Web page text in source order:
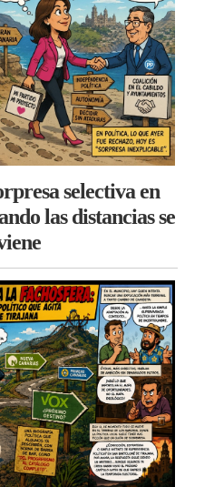
selectiva en
las distancias se